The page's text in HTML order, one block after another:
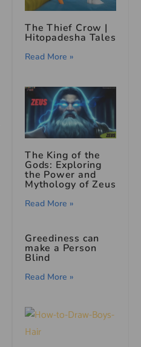
The Thief Crow |
Hitopadesha Tales
Read More »
The King of the
Gods: Exploring
the Power and
Mythology of Zeus
Read More »
Greediness can
make a Person
Blind
Read More »